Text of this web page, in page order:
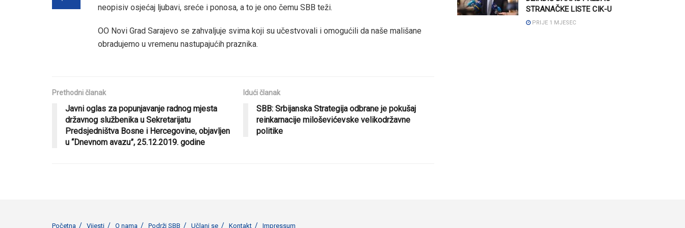
neopisiv osjećaj ljubavi, sreće i ponosa, a to je ono čemu SBB teži.
OO Novi Grad Sarajevo se zahvaljuje svima koji su učestvovali i omogućili da naše mališane
obradujemo u vremenu nastupajućih praznika.
Prethodni članak
Javni oglas za popunjavanje radnog mjesta
državnog službenika u Sekretarijatu
Predsjedništva Bosne i Hercegovine, objavljen
u “Dnevnom avazu”, 25.12.2019. godine
Idući članak
SBB: Srbijanska Strategija odbrane je pokušaj
reinkarnacije miloševićevske velikodržavne
politike
STRANAČKE LISTE CIK-U
PRIJE 1 MJESEC
Početna Vijesti O nama Podrži SBB Učlani se Kontakt Impressum